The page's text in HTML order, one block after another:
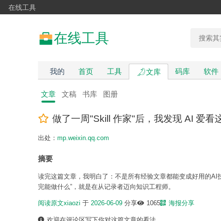
在线工具
在线工具
我的 首页 工具 文库 码库 软件
文章 文稿 书库 图册
做了一周"Skill 作家"后，我发现 AI 爱看
出处： mp.weixin.qq.com
摘要
读完这篇文章，我明白了：不是所有经验文章都能变成好用的
完能做什么”，就是在从记录者迈向知识工程师。
阅读原文xiaozi 于 2026-06-09 分享 1065 海报分享